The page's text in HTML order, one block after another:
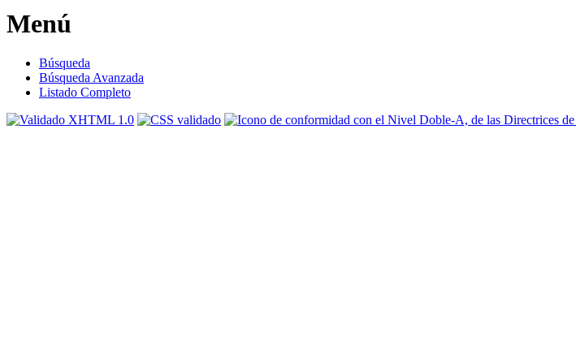
Menú
Búsqueda
Búsqueda Avanzada
Listado Completo